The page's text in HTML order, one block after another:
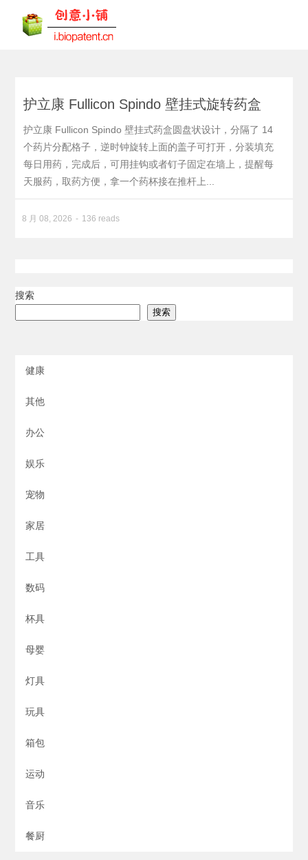
护立康 Fullicon Spindo 壁挂式旋转药盒
护立康 Fullicon Spindo 壁挂式药盒圆盘状设计，分隔了 14
个药片分配格子，逆时钟旋转上面的盖子可打开，分装填充
每日用药，完成后，可用挂钩或者钉子固定在墙上，提醒每
天服药，取药方便，拿一个药杯接在推杆上...
8 月 08, 2026 136 reads
搜索
搜索
健康
其他
办公
娱乐
宠物
家居
工具
数码
杯具
母婴
灯具
玩具
箱包
运动
音乐
餐厨